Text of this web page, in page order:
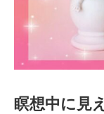
瞑想中に見